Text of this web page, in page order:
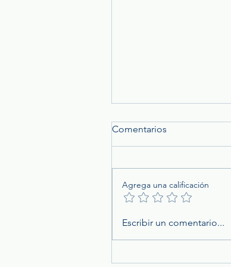
¿Estás protegido
etapa de vida
Comentarios
Agrega una calificación
Escribir un comentario...